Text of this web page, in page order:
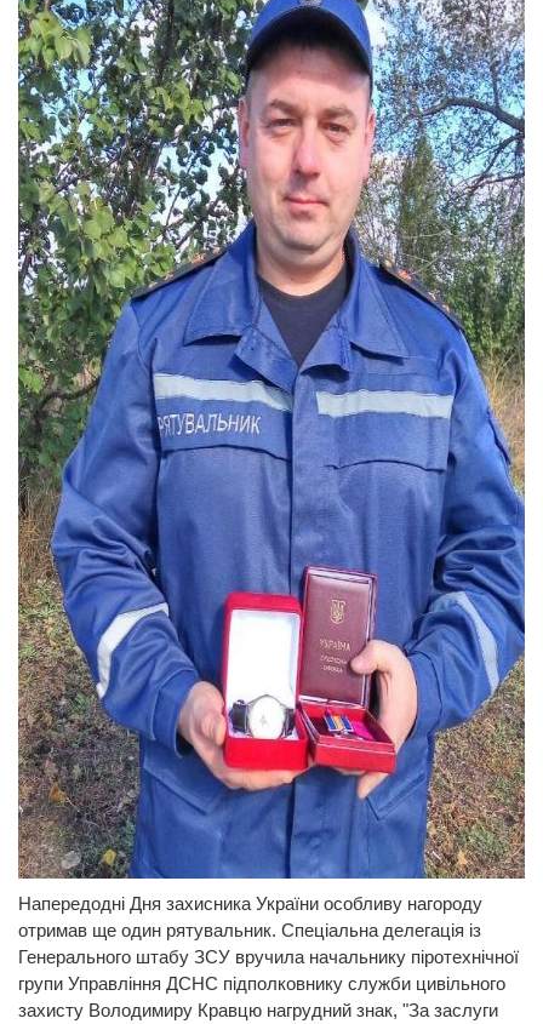
Напередодні Дня захисника України особливу нагороду
отримав ще один рятувальник. Спеціальна делегація із
Генерального штабу ЗСУ вручила начальнику піротехнічної
групи Управління ДСНС підполковнику служби цивільного
захисту Володимиру Кравцю нагрудний знак, "За заслуги